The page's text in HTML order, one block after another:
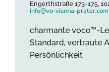
Engerthstraße 173-175,
info@vo-vienna-prater.com
charmante voco™-
Standard, vertraute
Persönlichkeit